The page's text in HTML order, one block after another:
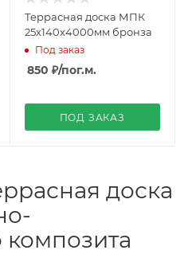
Террасная доска МПК
25х140х4000мм бронза
Под заказ
850 ₽/пог.м.
ПОД ЗАКАЗ
доска